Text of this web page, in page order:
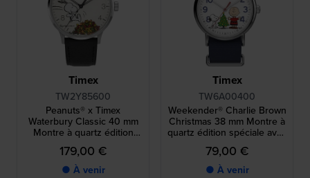
Timex
TW2Y85600
Peanuts® x Timex
Waterbury Classic 40 mm
Montre à quartz édition
spéciale avec cadran
Snoopy
179,00 €
● À venir
Timex
TW6A00400
Weekender® Charlie Brown
Christmas 38 mm Montre à
quartz édition spéciale avec
cadran Snoopy
79,00 €
● À venir